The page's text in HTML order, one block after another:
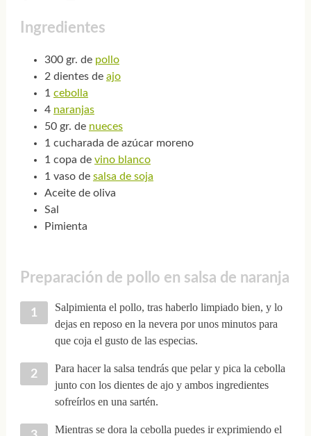
Ingredientes
300 gr. de pollo
2 dientes de ajo
1 cebolla
4 naranjas
50 gr. de nueces
1 cucharada de azúcar moreno
1 copa de vino blanco
1 vaso de salsa de soja
Aceite de oliva
Sal
Pimienta
Preparación de pollo en salsa de naranja
Salpimienta el pollo, tras haberlo limpiado bien, y lo
dejas en reposo en la nevera por unos minutos para
que coja el gusto de las especias.
Para hacer la salsa tendrás que pelar y pica la cebolla
junto con los dientes de ajo y ambos ingredientes
sofreírlos en una sartén.
Mientras se dora la cebolla puedes ir exprimiendo el